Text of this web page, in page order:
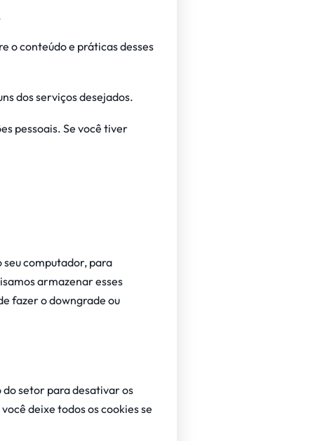
o conteúdo e práticas desses
dos serviços desejados.
pessoais. Se você tiver
seu computador, para
armazenar esses
fazer o downgrade ou
setor para desativar os
deixe todos os cookies se